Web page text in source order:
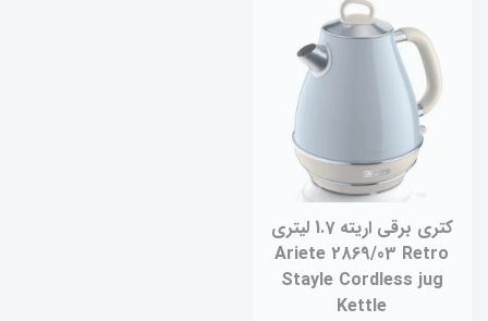
کتری برقی اریته 1.7 لیتری
Ariete 2869/03 Retro
Stayle Cordless jug
Kettle